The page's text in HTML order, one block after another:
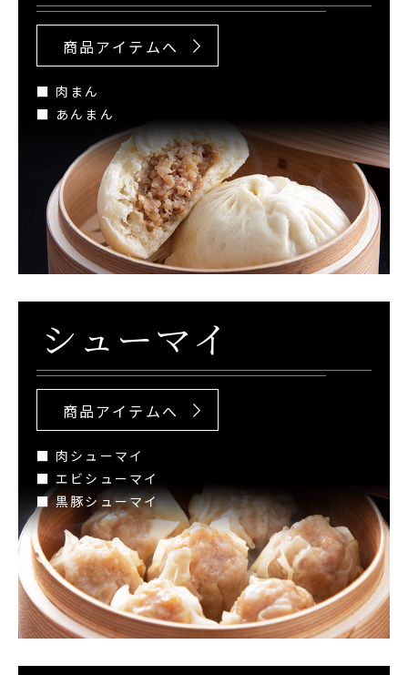
商品アイテムへ
■ 肉まん
■ あんまん
シューマイ
商品アイテムへ
■ 肉シューマイ
■ エビシューマイ
■ 黒豚シューマイ